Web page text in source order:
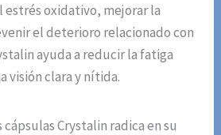
estrés oxidativo, mejorar la
el deterioro relacionado con
ayuda a reducir la fatiga
visión clara y nítida.
Crystalin radica en su